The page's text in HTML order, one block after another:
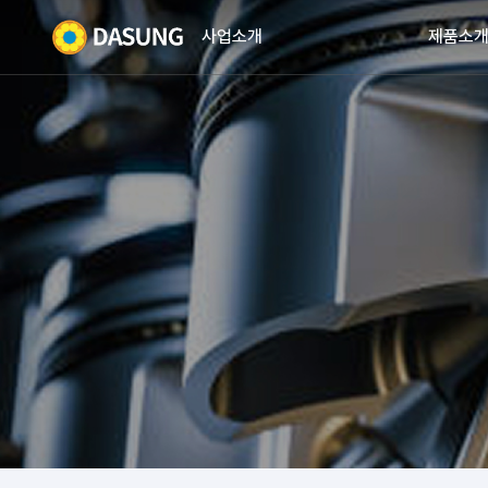
사업소개 제품소개